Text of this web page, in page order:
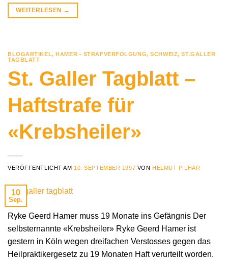
WEITERLESEN →
BLOGARTIKEL,HAMER - STRAFVERFOLGUNG,SCHWEIZ,ST.GALLER
TAGBLATT
St. Galler Tagblatt –
Haftstrafe für
«Krebsheiler»
VERÖFFENTLICHT AM 10. SEPTEMBER 1997 VON HELMUT PILHAR
10
Sep.
Ryke Geerd Hamer muss 19 Monate ins Gefängnis Der
selbsternannte «Krebsheiler» Ryke Geerd Hamer ist
gestern in Köln wegen dreifachen Verstosses gegen das
Heilpraktikergesetz zu 19 Monaten Haft verurteilt worden.